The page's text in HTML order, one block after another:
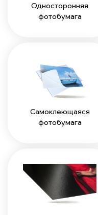
Односторонняя
фотобумага
Самоклеющаяся
фотобумага